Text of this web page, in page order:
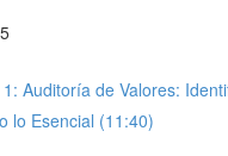
Auditoría de Valores:
lo Esencial (11:40)